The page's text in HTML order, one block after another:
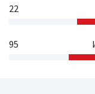
22
95